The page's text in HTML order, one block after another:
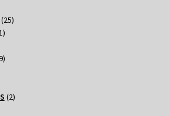
2525
1
9
22